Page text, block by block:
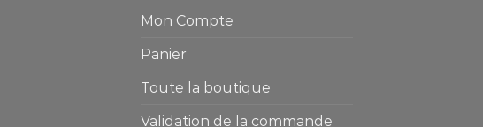
Mon Compte
Panier
Toute la boutique
Validation de la commande